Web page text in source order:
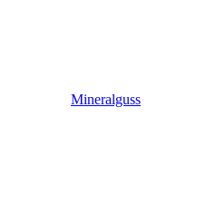
Mineralguss